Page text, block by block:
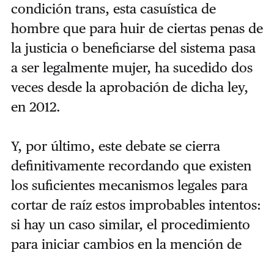
condición trans, esta casuística de
hombre que para huir de ciertas penas de
la justicia o beneficiarse del sistema pasa
a ser legalmente mujer, ha sucedido dos
veces desde la aprobación de dicha ley,
en 2012.
Y, por último, este debate se cierra
definitivamente recordando que existen
los suficientes mecanismos legales para
cortar de raíz estos improbables intentos:
si hay un caso similar, el procedimiento
para iniciar cambios en la mención de